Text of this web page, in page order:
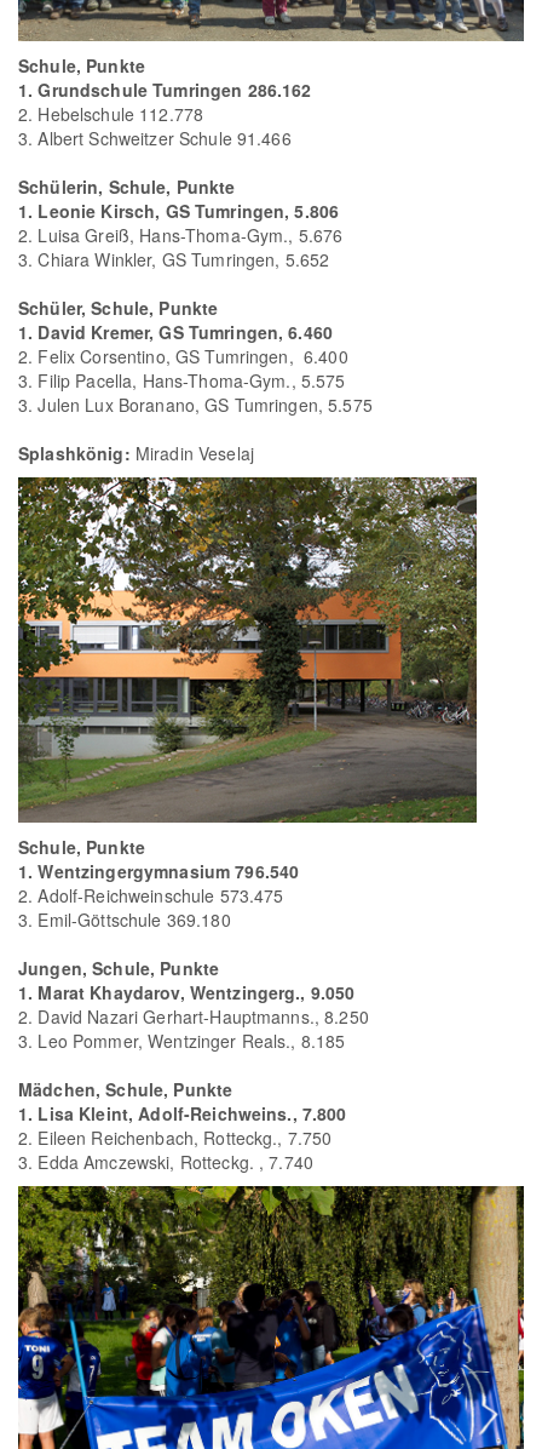
Schule, Punkte
1. Grundschule Tumringen 286.162
2. Hebelschule 112.778
3. Albert Schweitzer Schule 91.466
Schülerin, Schule, Punkte
1. Leonie Kirsch, GS Tumringen, 5.806
2. Luisa Greiß, Hans-Thoma-Gym., 5.676
3. Chiara Winkler, GS Tumringen, 5.652
Schüler, Schule, Punkte
1. David Kremer, GS Tumringen, 6.460
2. Felix Corsentino, GS Tumringen, 6.400
3. Filip Pacella, Hans-Thoma-Gym., 5.575
3. Julen Lux Boranano, GS Tumringen, 5.575
Splashkönig: Miradin Veselaj
Schule, Punkte
1. Wentzingergymnasium 796.540
2. Adolf-Reichweinschule 573.475
3. Emil-Göttschule 369.180
Jungen, Schule, Punkte
1. Marat Khaydarov, Wentzingerg., 9.050
2. David Nazari Gerhart-Hauptmanns., 8.250
3. Leo Pommer, Wentzinger Reals., 8.185
Mädchen, Schule, Punkte
1. Lisa Kleint, Adolf-Reichweins., 7.800
2. Eileen Reichenbach, Rotteckg., 7.750
3. Edda Amczewski, Rotteckg. , 7.740